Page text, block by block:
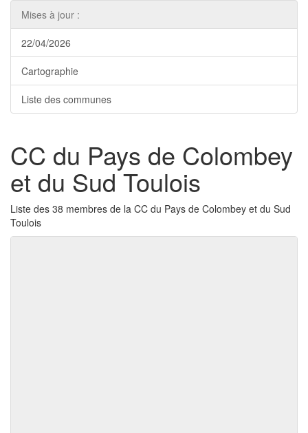
Mises à jour :
22/04/2026
Cartographie
Liste des communes
CC du Pays de Colombey
et du Sud Toulois
Liste des 38 membres de la CC du Pays de Colombey et du Sud
Toulois